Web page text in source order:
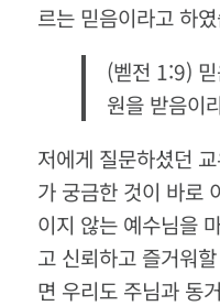
르는 믿음이라고 하
(벧전 1:9)
원을 받음이
저에게 질문하셨던
가 궁금한 것이 바로
이지 않는 예수님을
고 신뢰하고 즐거워
면 우리도 주님과 동